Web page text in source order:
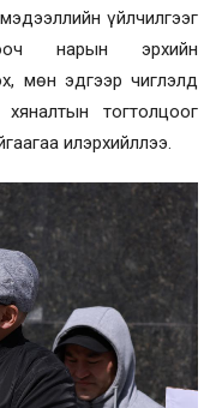
үйлчилгээг
нарын эрхийн
мөн эдгээр чиглэлд
тогтолцоог
илэрхийллээ.